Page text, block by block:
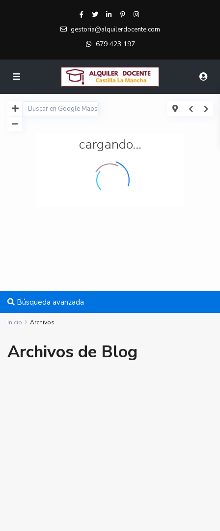
gestoria@alquilerdocente.com
679 423 197
cargando...
Búsqueda avanzada
Inicio Archivos
Archivos de Blog